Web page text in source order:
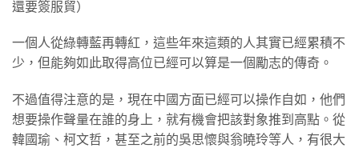
還要簽服貿）
一個人從綠轉藍再轉紅，這些年來這類的人其實已經累積不
少，但能夠如此取得高位已經可以算是一個勵志的傳奇。
​不過值得注意的是，現在中國方面已經可以操作自如，他們
想要操作聲量在誰的身上，就有機會把該對象推到高點。從
韓國瑜、柯文哲，甚至之前的吳思懷與翁曉玲等人，有很大